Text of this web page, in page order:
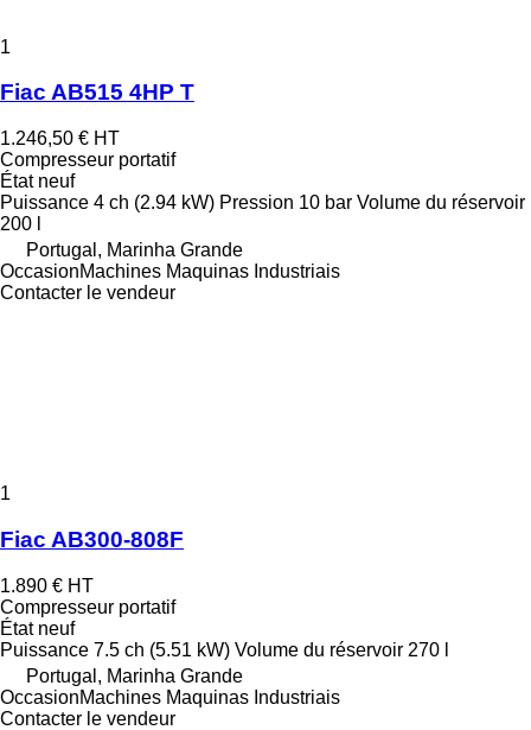
1
Fiac AB515 4HP T
1.246,50 € HT
Compresseur portatif
Étatneuf
Puissance 4 ch (2.94 kW) Pression 10 bar Volume du réservoir
200 l
Portugal, Marinha Grande
OccasionMachines Maquinas Industriais
Contacter le vendeur
1
Fiac AB300-808F
1.890 € HT
Compresseur portatif
Étatneuf
Puissance 7.5 ch (5.51 kW) Volume du réservoir 270 l
Portugal, Marinha Grande
OccasionMachines Maquinas Industriais
Contacter le vendeur